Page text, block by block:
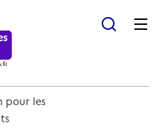
pour les